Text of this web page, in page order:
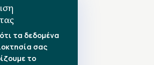
2026
τα δεδομένα
σας
το